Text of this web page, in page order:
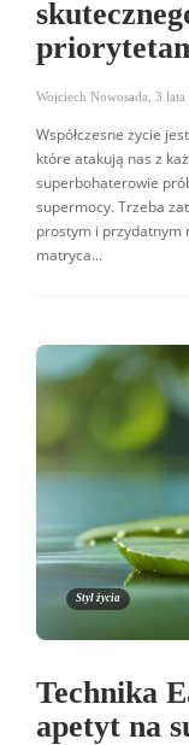
Wojciech Nowosada 3 lata
Współczesne życie
które atakują nas z
superbohaterowie
supermocy. Trzeba
prostym i przydatnym
matryca...
Styl życia
Technika
apetyt na